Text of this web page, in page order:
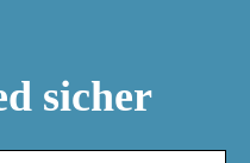
sicher